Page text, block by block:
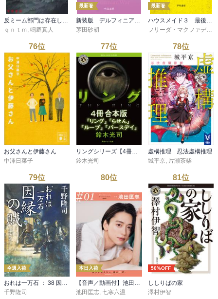
反ミーム部門は存在しない
ｑｎｔｍ , 鳴庭真人
最新巻
新装版 デルフィニア戦記 第Ⅱ部 異郷の煌姫３
茅田砂胡
最新巻
ハウスメイド３ 最後の秘密
フリーダ・マクファデン
76位
お父さんと伊藤さん
中澤日菜子
77位
リングシリーズ【4冊 合本版】 『リング』～『バースデイ』
鈴木光司
78位
虚構推理 忍法虚構推理
城平京, 片瀬茶柴
79位
今週入荷
千野隆司
80位
本日入荷
池田匡志 七寒六温
81位
50%OFF
ししりばの家
澤村伊智